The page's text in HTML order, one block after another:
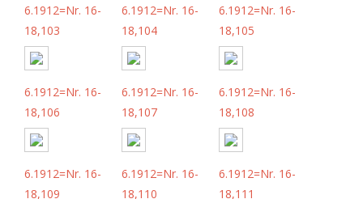
6.1912=Nr. 16-
18,103
6.1912=Nr. 16-
18,104
6.1912=Nr. 16-
18,105
6.1912=Nr. 16-
18,106
6.1912=Nr. 16-
18,107
6.1912=Nr. 16-
18,108
6.1912=Nr. 16-
18,109
6.1912=Nr. 16-
18,110
6.1912=Nr. 16-
18,111